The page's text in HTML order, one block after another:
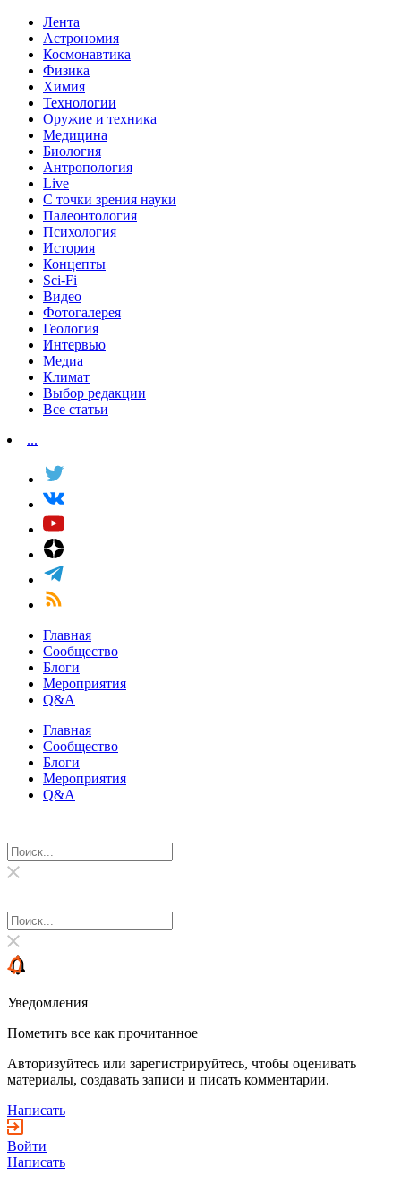
Лента
Астрономия
Космонавтика
Физика
Химия
Технологии
Оружие и техника
Медицина
Биология
Антропология
Live
С точки зрения науки
Палеонтология
Психология
История
Концепты
Sci-Fi
Видео
Фотогалерея
Геология
Интервью
Медиа
Климат
Выбор редакции
Все статьи
...
Главная
Сообщество
Блоги
Мероприятия
Q&A
Главная
Сообщество
Блоги
Мероприятия
Q&A
Уведомления
Пометить все как прочитанное
Авторизуйтесь или зарегистрируйтесь, чтобы оценивать
материалы, создавать записи и писать комментарии.
Написать
Войти
Написать